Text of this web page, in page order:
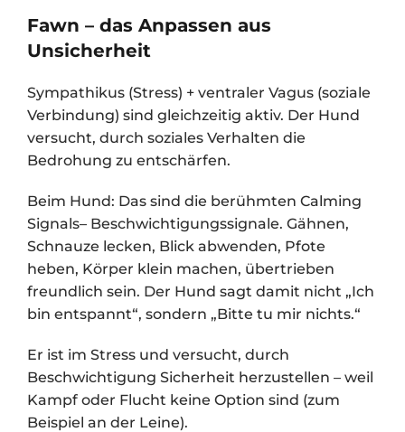
Fawn – das Anpassen aus
Unsicherheit
Sympathikus (Stress) + ventraler Vagus (soziale
Verbindung) sind gleichzeitig aktiv. Der Hund
versucht, durch soziales Verhalten die
Bedrohung zu entschärfen.
Beim Hund: Das sind die berühmten Calming
Signals– Beschwichtigungssignale. Gähnen,
Schnauze lecken, Blick abwenden, Pfote
heben, Körper klein machen, übertrieben
freundlich sein. Der Hund sagt damit nicht „Ich
bin entspannt“, sondern „Bitte tu mir nichts.“
Er ist im Stress und versucht, durch
Beschwichtigung Sicherheit herzustellen – weil
Kampf oder Flucht keine Option sind (zum
Beispiel an der Leine).